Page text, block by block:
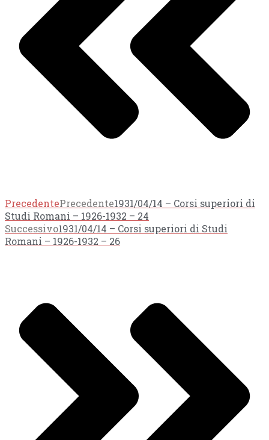
PrecedentePrecedente1931/04/14 – Corsi superiori di
Studi Romani – 1926-1932 – 24
Successivo1931/04/14 – Corsi superiori di Studi
Romani – 1926-1932 – 26